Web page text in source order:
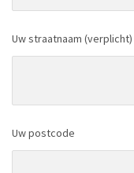
Uw straatnaam (verplicht)
Uw postcode